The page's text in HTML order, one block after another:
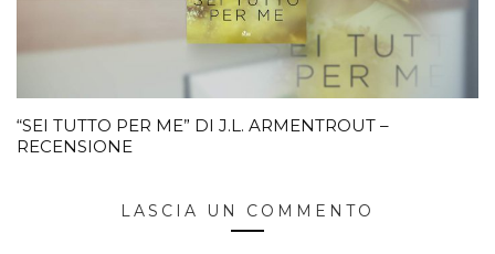
“SEI TUTTO PER ME” DI J.L. ARMENTROUT –
RECENSIONE
LASCIA UN COMMENTO